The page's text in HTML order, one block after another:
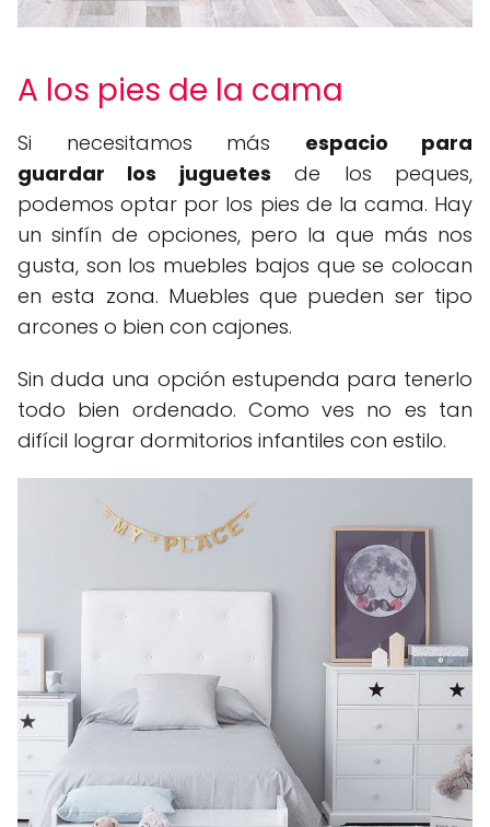
A los pies de la cama
Si necesitamos más espacio para
guardar los juguetes de los peques,
podemos optar por los pies de la cama. Hay
un sinfín de opciones, pero la que más nos
gusta, son los muebles bajos que se colocan
en esta zona. Muebles que pueden ser tipo
arcones o bien con cajones.
Sin duda una opción estupenda para tenerlo
todo bien ordenado. Como ves no es tan
difícil lograr dormitorios infantiles con estilo.